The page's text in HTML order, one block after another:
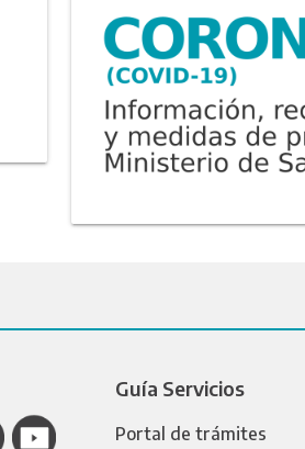
Guía Servicios
Portal de trámites